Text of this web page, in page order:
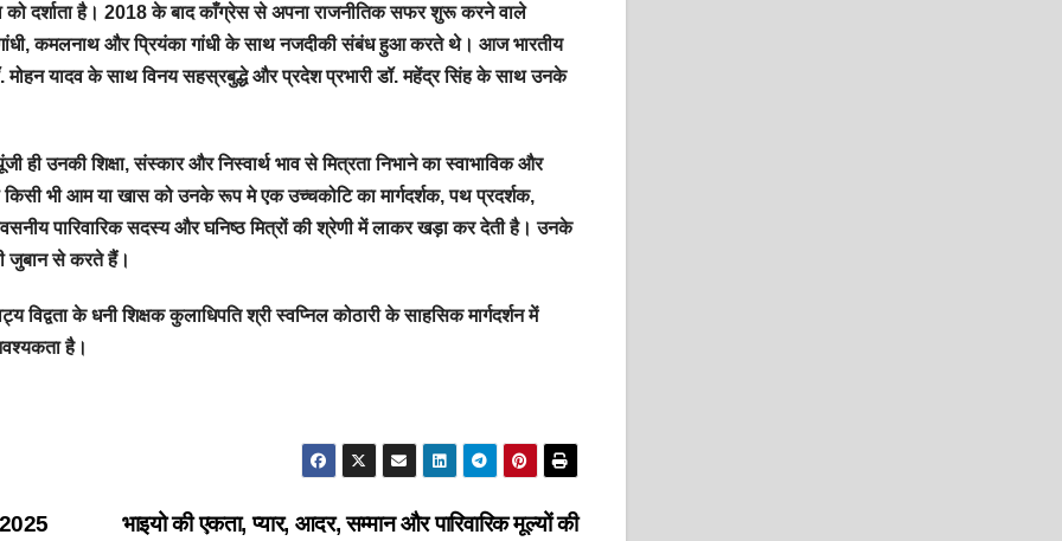
दर्शाता है। 2018 के बाद काँग्रेस से अपना राजनीतिक सफर शुरू करने वाले
कमलनाथ और प्रियंका गांधी के साथ नजदीकी संबंध हुआ करते थे। आज भारतीय
मोहन यादव के साथ विनय सहस्रबुद्धे और प्रदेश प्रभारी डॉ. महेंद्र सिंह के साथ उनके
ही उनकी शिक्षा, संस्कार और निस्वार्थ भाव से मित्रता निभाने का स्वाभाविक और
भी आम या खास को उनके रूप मे एक उच्चकोटि का मार्गदर्शक, पथ प्रदर्शक,
पारिवारिक सदस्य और घनिष्ठ मित्रों की श्रेणी में लाकर खड़ा कर देती है। उनके
जुबान से करते हैं।
के धनी शिक्षक कुलाधिपति श्री स्वप्निल कोठारी के साहसिक मार्गदर्शन में
है।
भाइयो की एकता, प्यार, आदर, सम्मान और पारिवारिक मूल्यों की
2025